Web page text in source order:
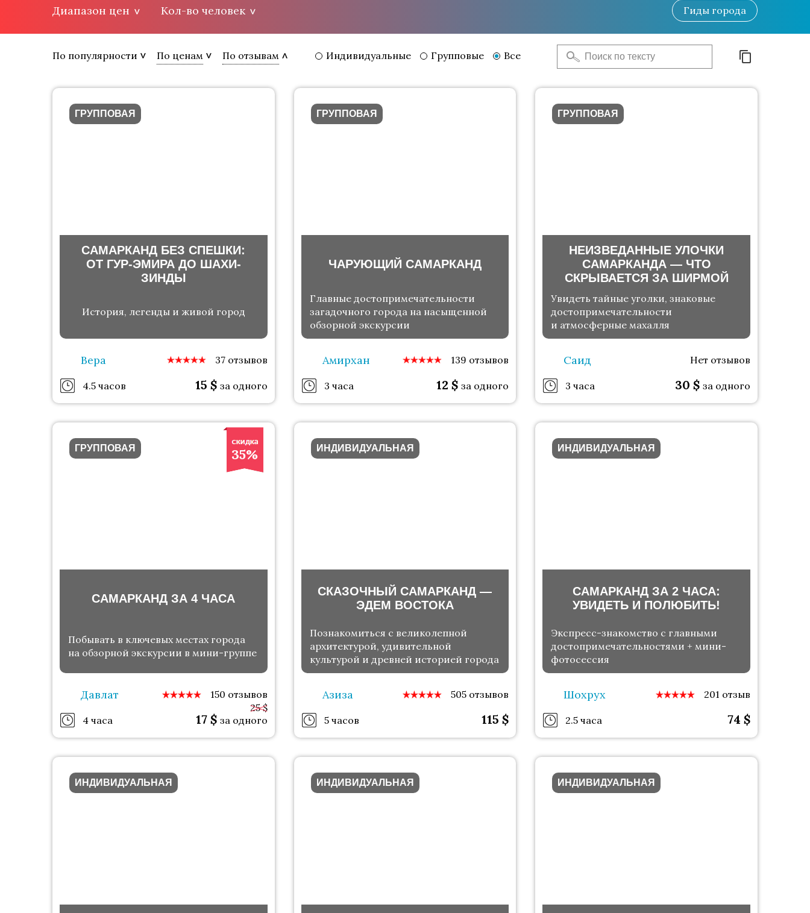
Диапазон цен Кол-во человек Гиды города
По популярности По ценам По отзывам Индивидуальные Групповые Все
ГРУППОВАЯ
САМАРКАНД БЕЗ СПЕШКИ:
ОТ ГУР-ЭМИРА ДО ШАХИ-
ЗИНДЫ
История, легенды и живой город
Вера 37 отзывов
4.5 часов 15 $ за одного
ГРУППОВАЯ
ЧАРУЮЩИЙ САМАРКАНД
Главные достопримечательности
загадочного города на насыщенной
обзорной экскурсии
Амирхан 139 отзывов
3 часа 12$ за одного
ГРУППОВАЯ
НЕИЗВЕДАННЫЕ УЛОЧКИ
САМАРКАНДА — ЧТО
СКРЫВАЕТСЯ ЗА ШИРМОЙ
Увидеть тайные уголки, знаковые
достопримечательности
и атмосферные махалля
Саид Нет отзывов
3 часа 30 $ за одного
35%
ГРУППОВАЯ
САМАРКАНД ЗА 4 ЧАСА
Побывать в ключевых местах города
на обзорной экскурсии в мини-группе
Давлат 150 отзывов
4 часа 17 $ за одного
25 $
ИНДИВИДУАЛЬНАЯ
СКАЗОЧНЫЙ САМАРКАНД —
ЭДЕМ ВОСТОКА
Познакомиться с великолепной
архитектурой, удивительной
культурой и древней историей города
Азиза 505 отзывов
5 часов 115$
ИНДИВИДУАЛЬНАЯ
САМАРКАНД ЗА 2 ЧАСА:
УВИДЕТЬ И ПОЛЮБИТЬ!
Экспресс-знакомство с главными
достопримечательностями + мини-
фотосессия
Шохрух 201 отзыв
2.5 часа 74 $
ИНДИВИДУАЛЬНАЯ ИНДИВИДУАЛЬНАЯ ИНДИВИДУАЛЬНАЯ